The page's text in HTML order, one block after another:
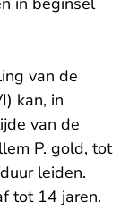
van de
kan, in
van de
P. gold, tot
leiden.
tot 14 jaren.